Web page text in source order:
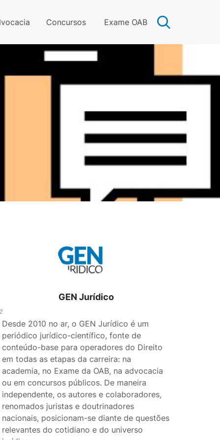
Concursos Exame OAB
GEN Jurídico
Desde 2010 no ar, o GEN Jurídico é um
periódico jurídico-científico, fonte de
conteúdo-base para operadores do Direito
em todas as etapas da carreira: na
academia, no Exame da OAB, na advocacia
ou em concursos públicos. De maneira
independente, os autores e colaboradores,
renomados juristas e doutrinadores
nacionais, posicionam-se diante de questões
relevantes do cotidiano e do universo